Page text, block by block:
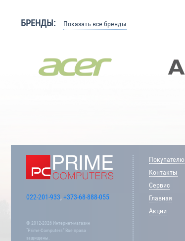
БРЕНДЫ: Показать все бренды
022-201-933, +373-68-888-055
© 2012-2026 Интернет-магазин
“Prime-Computers” Все права
защищены.
Покупателю
Контакты
Сервис
Главная
Акции